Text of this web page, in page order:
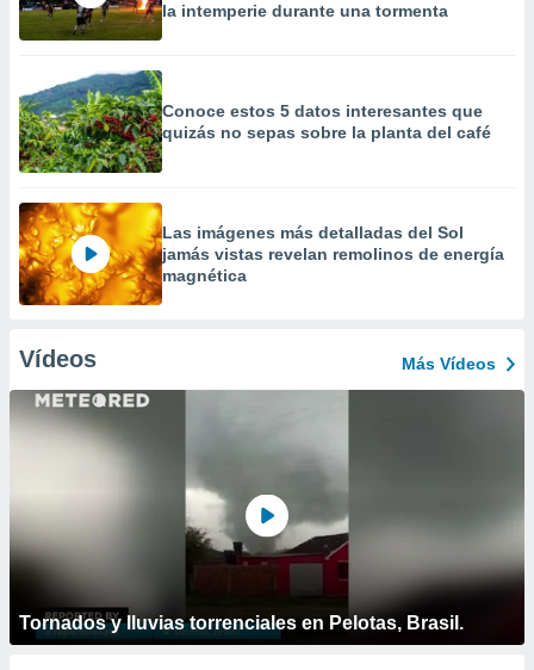
la intemperie durante una tormenta
Conoce estos 5 datos interesantes que
quizás no sepas sobre la planta del café
Las imágenes más detalladas del Sol
jamás vistas revelan remolinos de energía
magnética
Vídeos Más Vídeos
Tornados y lluvias torrenciales en Pelotas, Brasil.